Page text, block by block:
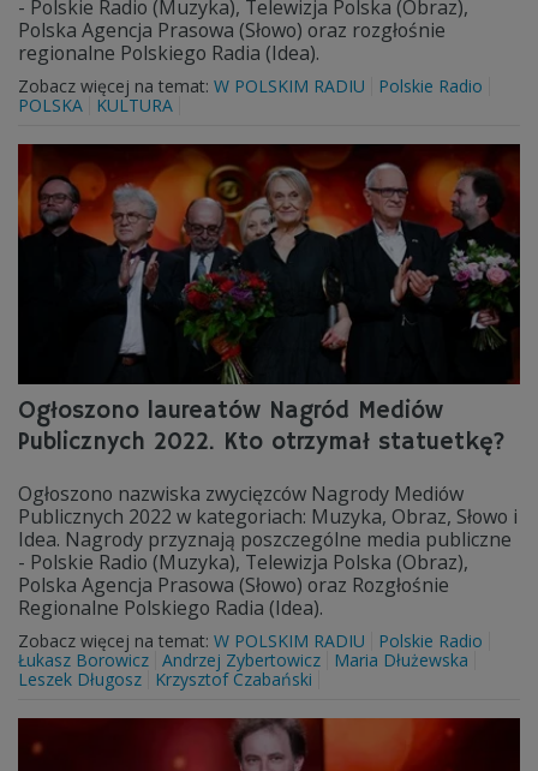
- Polskie Radio (Muzyka), Telewizja Polska (Obraz),
Polska Agencja Prasowa (Słowo) oraz rozgłośnie
regionalne Polskiego Radia (Idea).
Zobacz więcej na temat: W POLSKIM RADIU
Polskie Radio
POLSKA
KULTURA
Ogłoszono laureatów Nagród Mediów
Publicznych 2022. Kto otrzymał statuetkę?
Ogłoszono nazwiska zwycięzców Nagrody Mediów
Publicznych 2022 w kategoriach: Muzyka, Obraz, Słowo i
Idea. Nagrody przyznają poszczególne media publiczne
- Polskie Radio (Muzyka), Telewizja Polska (Obraz),
Polska Agencja Prasowa (Słowo) oraz Rozgłośnie
Regionalne Polskiego Radia (Idea).
Zobacz więcej na temat: W POLSKIM RADIU
Polskie Radio
Łukasz Borowicz Andrzej Zybertowicz
Maria Dłużewska
Leszek Długosz
Krzysztof Czabański